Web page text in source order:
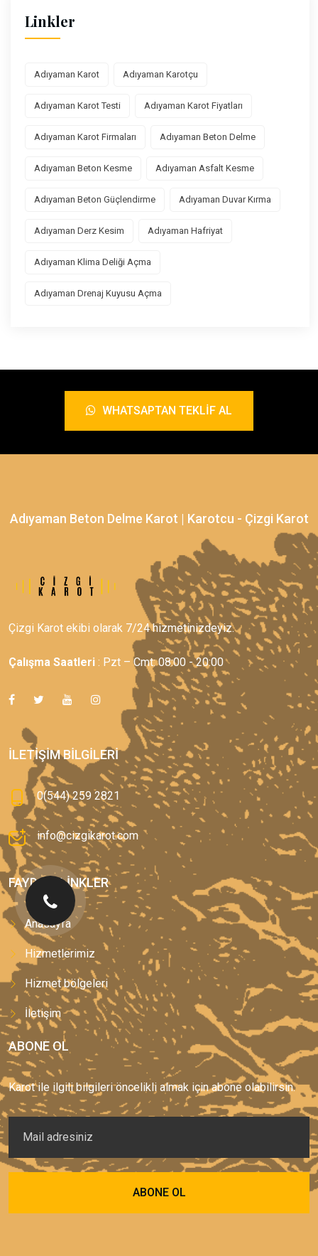
Linkler
Adıyaman Karot Adıyaman Karotçu
Adıyaman Karot Testi Adıyaman Karot Fiyatları
Adıyaman Karot Firmaları Adıyaman Beton Delme
Adıyaman Beton Kesme Adıyaman Asfalt Kesme
Adıyaman Beton Güçlendirme Adıyaman Duvar Kırma
Adıyaman Derz Kesim Adıyaman Hafriyat
Adıyaman Klima Deliği Açma
Adıyaman Drenaj Kuyusu Açma
WHATSAPTAN TEKLIF AL
Adıyaman Beton Delme Karot | Karotcu - Çizgi Karot
Çizgi Karot ekibi olarak 7/24 hizmetinizdeyiz.
Çalışma Saatleri : Pzt – Cmt: 08:00 - 20:00
İLETIŞIM BILGILERI
0(544) 259 2821
info@cizgikarot.com
FAYDALI LINKLER
Anasayfa
Hizmetlerimiz
Hizmet bölgeleri
İletişim
ABONE OL
Karot ile ilgili bilgileri öncelikli almak için abone olabilirsin.